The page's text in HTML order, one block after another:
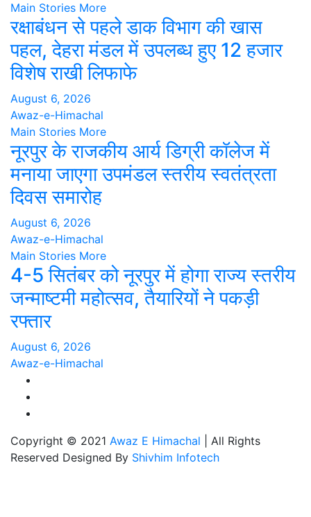
Main Stories More
रक्षाबंधन से पहले डाक विभाग की खास
पहल, देहरा मंडल में उपलब्ध हुए 12 हजार
विशेष राखी लिफाफे
August 6, 2026
Awaz-e-Himachal
Main Stories More
नूरपुर के राजकीय आर्य डिग्री कॉलेज में
मनाया जाएगा उपमंडल स्तरीय स्वतंत्रता
दिवस समारोह
August 6, 2026
Awaz-e-Himachal
Main Stories More
4-5 सितंबर को नूरपुर में होगा राज्य स्तरीय
जन्माष्टमी महोत्सव, तैयारियों ने पकड़ी
रफ्तार
August 6, 2026
Awaz-e-Himachal
Copyright © 2021 Awaz E Himachal | All Rights
Reserved Designed By Shivhim Infotech